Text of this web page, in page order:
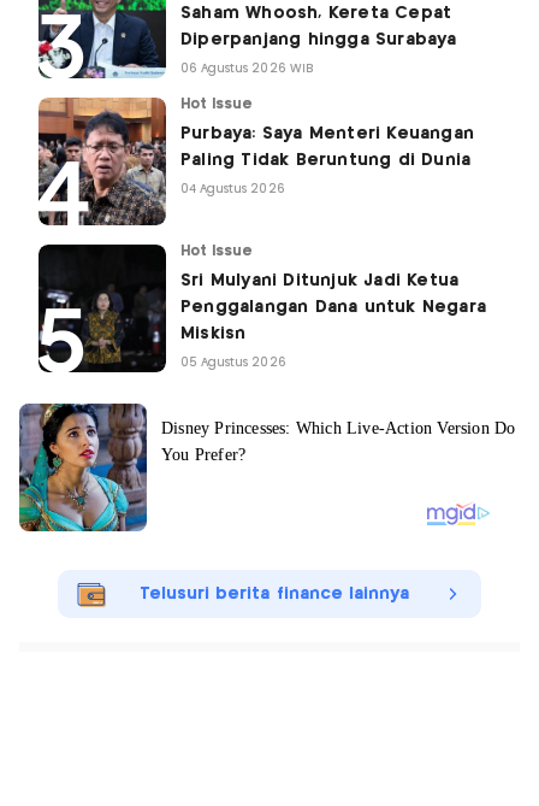
Saham Whoosh, Kereta Cepat
Diperpanjang hingga Surabaya
06 Agustus 2026 WIB
Hot Issue
Purbaya: Saya Menteri Keuangan
Paling Tidak Beruntung di Dunia
04 Agustus 2026
Hot Issue
Sri Mulyani Ditunjuk Jadi Ketua
Penggalangan Dana untuk Negara
Miskisn
05 Agustus 2026
Telusuri berita finance lainnya